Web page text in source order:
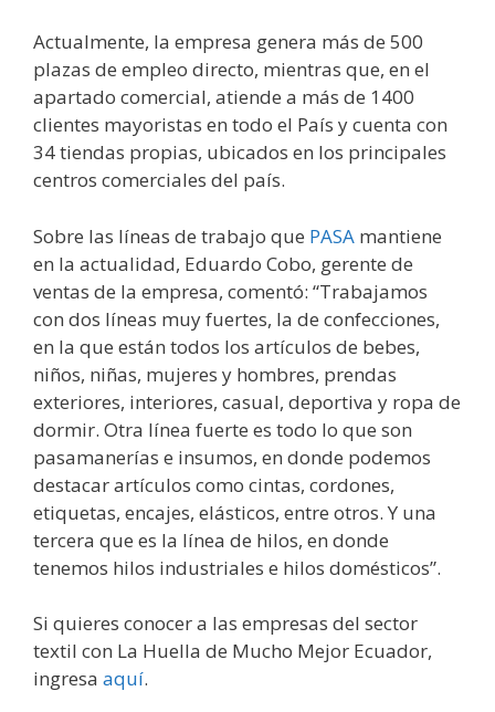
Actualmente, la empresa genera más de 500
plazas de empleo directo, mientras que, en el
apartado comercial, atiende a más de 1400
clientes mayoristas en todo el País y cuenta con
34 tiendas propias, ubicados en los principales
centros comerciales del país.
Sobre las líneas de trabajo que PASA mantiene
en la actualidad, Eduardo Cobo, gerente de
ventas de la empresa, comentó: “Trabajamos
con dos líneas muy fuertes, la de confecciones,
en la que están todos los artículos de bebes,
niños, niñas, mujeres y hombres, prendas
exteriores, interiores, casual, deportiva y ropa de
dormir. Otra línea fuerte es todo lo que son
pasamanerías e insumos, en donde podemos
destacar artículos como cintas, cordones,
etiquetas, encajes, elásticos, entre otros. Y una
tercera que es la línea de hilos, en donde
tenemos hilos industriales e hilos domésticos”.
Si quieres conocer a las empresas del sector
textil con La Huella de Mucho Mejor Ecuador,
ingresa aquí.